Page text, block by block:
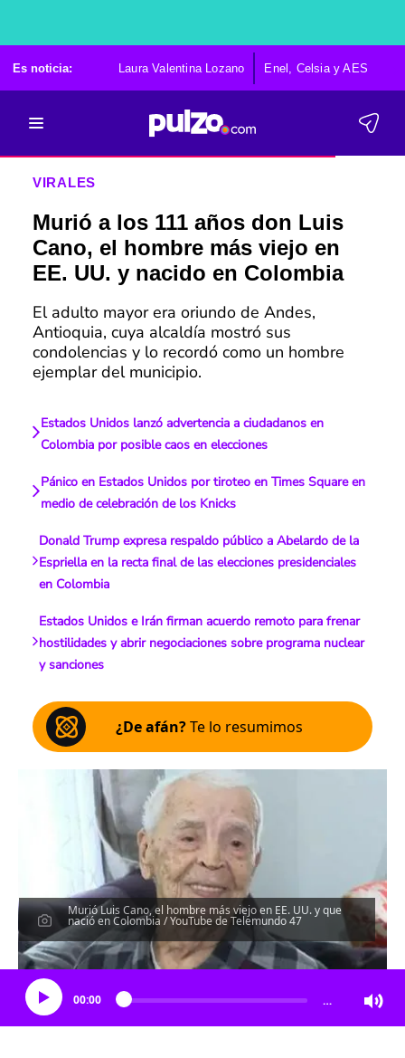
Es noticia: Laura Valentina Lozano Enel, Celsia y AES
VIRALES
Murió a los 111 años don Luis
Cano, el hombre más viejo en
EE. UU. y nacido en Colombia
El adulto mayor era oriundo de Andes,
Antioquia, cuya alcaldía mostró sus
condolencias y lo recordó como un hombre
ejemplar del municipio.
Estados Unidos lanzó advertencia a ciudadanos en
Colombia por posible caos en elecciones
Pánico en Estados Unidos por tiroteo en Times Square en
medio de celebración de los Knicks
Donald Trump expresa respaldo público a Abelardo de la
Espriella en la recta final de las elecciones presidenciales
en Colombia
Estados Unidos e Irán firman acuerdo remoto para frenar
hostilidades y abrir negociaciones sobre programa nuclear
y sanciones
¿De afán?Te lo resumimos
Murió Luis Cano, el hombre más viejo en EE. UU. y que
nació en Colombia / YouTube de Telemundo 47
Escucha el artículo
00:00 …